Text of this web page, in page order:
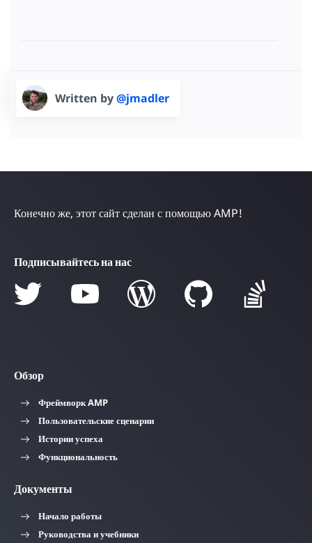
Written by@jmadler
Конечно же, этот сайт сделан с помощью AMP!
Подписывайтесь на нас
Обзор
Фреймворк AMP
Пользовательские сценарии
Истории успеха
Функциональность
Документы
Начало работы
Руководства и учебники